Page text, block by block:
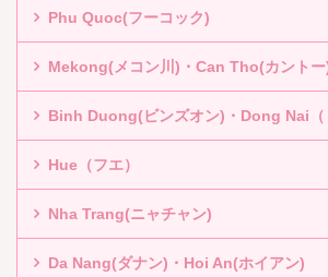
Phu Quoc(フーコック)
Mekong(メコン川)・Can Tho(カントー
Binh Duong(ビンズオン)・Dong Nai（
Hue（フエ）
Nha Trang(ニャチャン)
Da Nang(ダナン)・Hoi An(ホイアン)